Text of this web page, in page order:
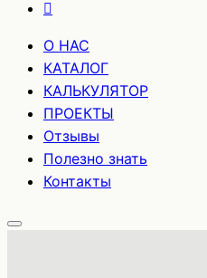
О НАС
КАТАЛОГ
КАЛЬКУЛЯТОР
ПРОЕКТЫ
Отзывы
Полезно знать
Контакты